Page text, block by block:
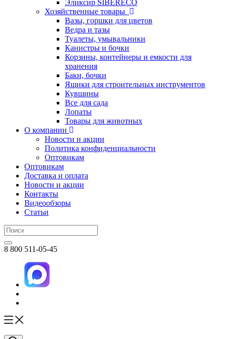
Эликсир SIBERECO
Хозяйственные товары
Вазы, горшки для цветов
Ведра и тазы
Туалеты, умывальники
Канистры и бочки
Корзины, контейнеры и емкости для
хранения
Баки, бочки
Ящики для строительных инструментов
Кувшины
Все для сада
Лопаты
Товары для животных
О компании
Новости и акции
Политика конфиденциальности
Оптовикам
Оптовикам
Доставка и оплата
Новости и акции
Контакты
Видеообзоры
Статьи
8 800 511-05-45